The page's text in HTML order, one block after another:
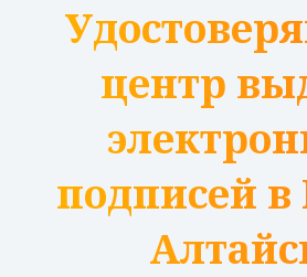
центр
подписей в